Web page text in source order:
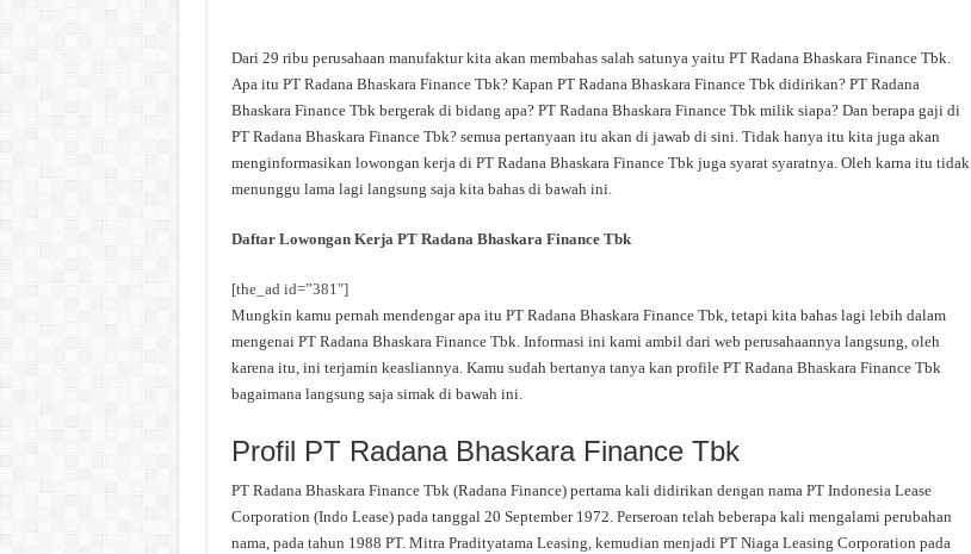
Dari 29 ribu perusahaan manufaktur kita akan membahas salah satunya yaitu PT Radana Bhaskara Finance Tbk.
Apa itu PT Radana Bhaskara Finance Tbk? Kapan PT Radana Bhaskara Finance Tbk didirikan? PT Radana
Bhaskara Finance Tbk bergerak di bidang apa? PT Radana Bhaskara Finance Tbk milik siapa? Dan berapa gaji di
PT Radana Bhaskara Finance Tbk? semua pertanyaan itu akan di jawab di sini. Tidak hanya itu kita juga akan
menginformasikan lowongan kerja di PT Radana Bhaskara Finance Tbk juga syarat syaratnya. Oleh karna itu tidak
menunggu lama lagi langsung saja kita bahas di bawah ini.
Daftar Lowongan Kerja PT Radana Bhaskara Finance Tbk
[the_ad id=”381″]
Mungkin kamu pernah mendengar apa itu PT Radana Bhaskara Finance Tbk, tetapi kita bahas lagi lebih dalam
mengenai PT Radana Bhaskara Finance Tbk. Informasi ini kami ambil dari web perusahaannya langsung, oleh
karena itu, ini terjamin keasliannya. Kamu sudah bertanya tanya kan profile PT Radana Bhaskara Finance Tbk
bagaimana langsung saja simak di bawah ini.
Profil PT Radana Bhaskara Finance Tbk
PT Radana Bhaskara Finance Tbk (Radana Finance) pertama kali didirikan dengan nama PT Indonesia Lease
Corporation (Indo Lease) pada tanggal 20 September 1972. Perseroan telah beberapa kali mengalami perubahan
nama, pada tahun 1988 PT. Mitra Pradityatama Leasing, kemudian menjadi PT Niaga Leasing Corporation pada